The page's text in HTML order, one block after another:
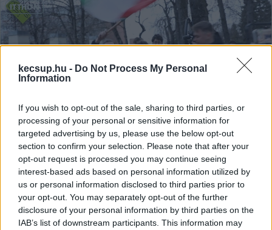
kecsup.hu - Do Not Process My Personal
Information
If you wish to opt-out of the sale, sharing to third parties, or
processing of your personal or sensitive information for
targeted advertising by us, please use the below opt-out
section to confirm your selection. Please note that after your
opt-out request is processed you may continue seeing
interest-based ads based on personal information utilized by
us or personal information disclosed to third parties prior to
your opt-out. You may separately opt-out of the further
disclosure of your personal information by third parties on the
IAB’s list of downstream participants. This information may
ITTHON
„Nem szabad lebecsülni az
ellenfelet” – több százan várták
Magyar Pétert Nagykőrösön
https://youtu.be/aAzauOoPe2E Több száz ember gyűlt
össze kedden este Nagykőrösön, a Cifrakertben felállított
színpad előtt, ahol Magyar Péter